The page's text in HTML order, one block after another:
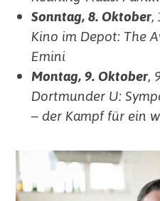
Sonntag, 8. Oktober,
Kino im Depot: The
Emini
Montag, 9. Oktober,
Dortmunder U:
– der Kampf für ein